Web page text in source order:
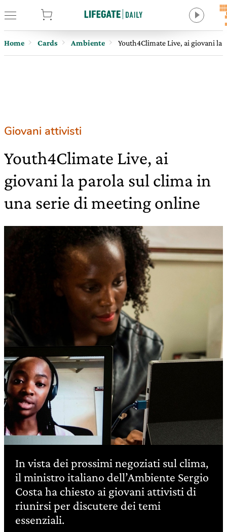
Home Cards Ambiente Youth4Climate Live, ai giovani la
Giovani attivisti
Youth4Climate Live, ai
giovani la parola sul clima in
una serie di meeting online
In vista dei prossimi negoziati sul clima,
il ministro italiano dell’Ambiente Sergio
Costa ha chiesto ai giovani attivisti di
riunirsi per discutere dei temi
essenziali.